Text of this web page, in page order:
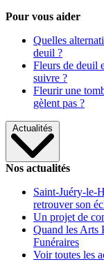
Pour vous aider
Quelles
deuil ?
Fleurs de deuil
suivre ?
Fleurir une
gèlent pas ?
Actualités
Nos actualités
Saint-Juéry-le-
retrouver son
Un projet de
Quand les Arts
Funéraires
Voir toutes les